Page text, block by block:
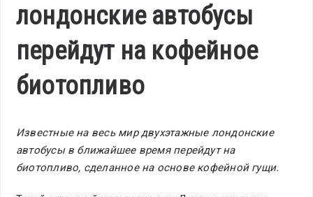
лондонские автобусы
перейдут на кофейное
биотопливо
Известные на весь мир двухэтажные лондонские
автобусы в ближайшее время перейдут на
биотопливо, сделанное на основе кофейной гущи.